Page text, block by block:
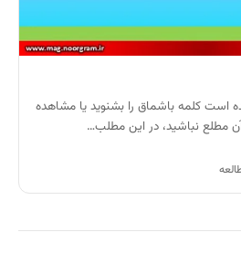
است کلمه باشماق را بشنوید یا مشاهده
مطلع نباشید، در این مطلب…